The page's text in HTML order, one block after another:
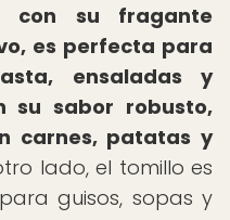
con su fragante
es perfecta para
ensaladas y
su sabor robusto,
carnes, patatas y
lado, el tomillo es
guisos, sopas y